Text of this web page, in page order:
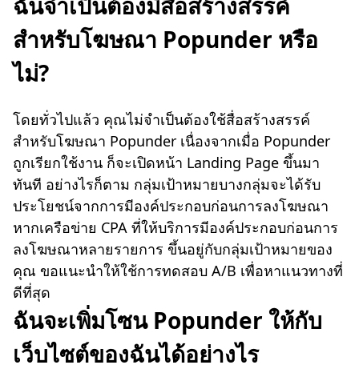
สำหรับโฆษณา Popunder หรือ
ไม่?
โดยทั่วไปแล้ว คุณไม่จำเป็นต้องใช้สื่อสร้างสรรค์
สำหรับโฆษณา Popunder เนื่องจากเมื่อ Popunder
ถูกเรียกใช้งาน ก็จะเปิดหน้า Landing Page ขึ้นมา
ทันที อย่างไรก็ตาม กลุ่มเป้าหมายบางกลุ่มจะได้รับ
ประโยชน์จากการมีองค์ประกอบก่อนการลงโฆษณา
หากเครือข่าย CPA ที่ให้บริการมีองค์ประกอบก่อนการ
ลงโฆษณาหลายรายการ ขึ้นอยู่กับกลุ่มเป้าหมายของ
คุณ ขอแนะนำให้ใช้การทดสอบ A/B เพื่อหาแนวทางที่
ดีที่สุด
ฉันจะเพิ่มโซน Popunder ให้กับ
เว็บไซต์ของฉันได้อย่างไร